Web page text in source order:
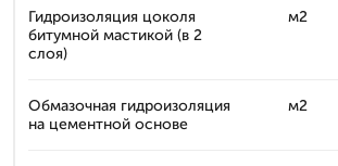
Гидроизоляция цоколя
битумной мастикой (в 2
слоя)
м2
Обмазочная гидроизоляция
на цементной основе
м2